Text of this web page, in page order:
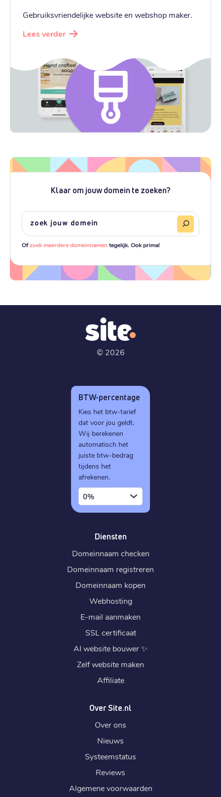
Gebruiksvriendelijke website en webshop maker.
Lees verder
Klaar om jouw domein te zoeken?
Ofzoek meerdere domeinnamentegelijk. Ook prima!
© 2026
BTW-percentage
Kies het btw-tarief
dat voor jou geldt.
Wij berekenen
automatisch het
juiste btw-bedrag
tijdens het
afrekenen.
0%
Diensten
Domeinnaam checken
Domeinnaam registreren
Domeinnaam kopen
Webhosting
E-mail aanmaken
SSL certificaat
AI website bouwer✨
Zelf website maken
Affiliate
Over Site.nl
Over ons
Nieuws
Systeemstatus
Reviews
Algemene voorwaarden